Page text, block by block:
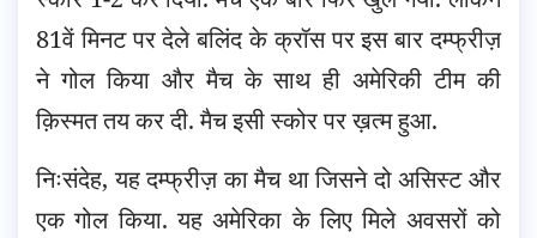
81वें मिनट पर देले बलिंद के क्रॉस पर इस बार दम्फ्रीज़
ने गोल किया और मैच के साथ ही अमेरिकी टीम की
क़िस्मत तय कर दी. मैच इसी स्कोर पर ख़त्म हुआ.
निःसंदेह, यह दम्फ्रीज़ का मैच था जिसने दो असिस्ट और
एक गोल किया. यह अमेरिका के लिए मिले अवसरों को